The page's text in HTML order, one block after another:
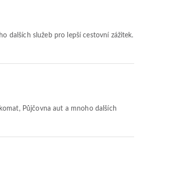
dalších služeb pro lepší cestovní zážitek.
Půjčovna aut a mnoho dalších